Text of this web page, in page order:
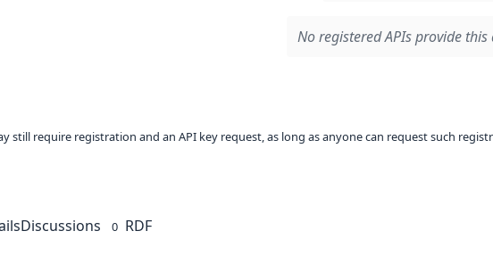
No registered APIs provide this
still require registration and an API key request, as long as anyone can request such
Discussions 0 RDF